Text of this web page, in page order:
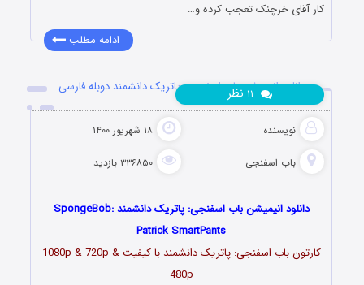
کار آقای خرچنک تعجب کرده و…
ادامه مطلب
دانلود انیمیشن باب اسفنجی: پاتریک دانشمند دوبله فارسی
نویسنده ۱۸ شهریور ۱۴۰۰
باب اسفنجی ۳۳۶۸۵۰ بازدید
نظر
دانلود انیمیشن باب اسفنجی: پاتریک دانشمند SpongeBob:
Patrick SmartPants
کارتون باب اسفنجی: پاتریک دانشمند با کیفیت 1080p & 720p &
480p